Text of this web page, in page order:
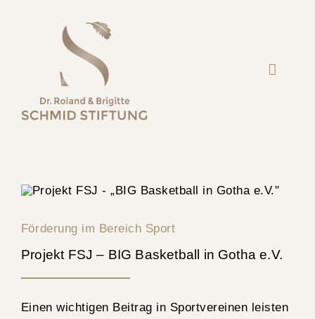
Toggle
STIFTUNG
TEAM
PROJEKTE
SPENDEN
Förderung im Bereich Sport
Projekt FSJ – BIG Basketball in Gotha e.V.
Einen wichtigen Beitrag in Sportvereinen leisten